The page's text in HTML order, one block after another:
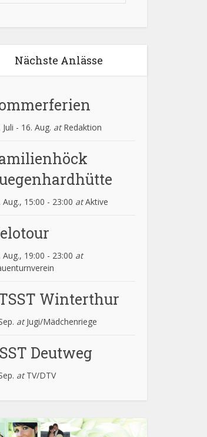
Nächste Anlässe
Juli - 16. Aug. atRedaktion
Aug., 15:00 - 23:00 atAktive
Aug., 19:00 - 23:00 at
Winterthur
atJugi/Mädchenriege
Deutweg
atTV/DTV